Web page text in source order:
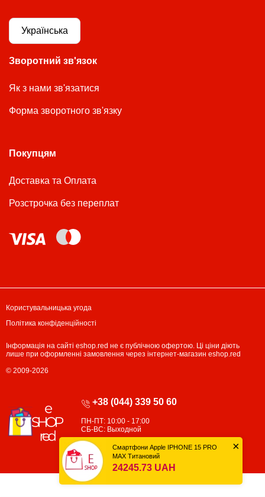
Українська
Зворотний зв'язок
Як з нами зв'язатися
Форма зворотного зв'язку
Покупцям
Доставка та Оплата
Розстрочка без переплат
+38 (044) 339 50 60
ПН-ПТ: 10:00 - 17:00
СБ-ВС: Выходной
Користувальницька угода
Політика конфіденційності
Інформація на сайті eshop.red не є публічною офертою. Ці ціни діють
лише при оформленні замовлення через інтернет-магазин eshop.red
© 2009-2026
×
Смартфони Apple IPHONE 15 PRO
MAX Титановий
24245.73 UAH